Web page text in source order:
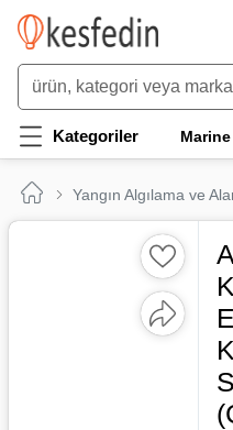
Kategoriler Marine
Yangın Algılama ve